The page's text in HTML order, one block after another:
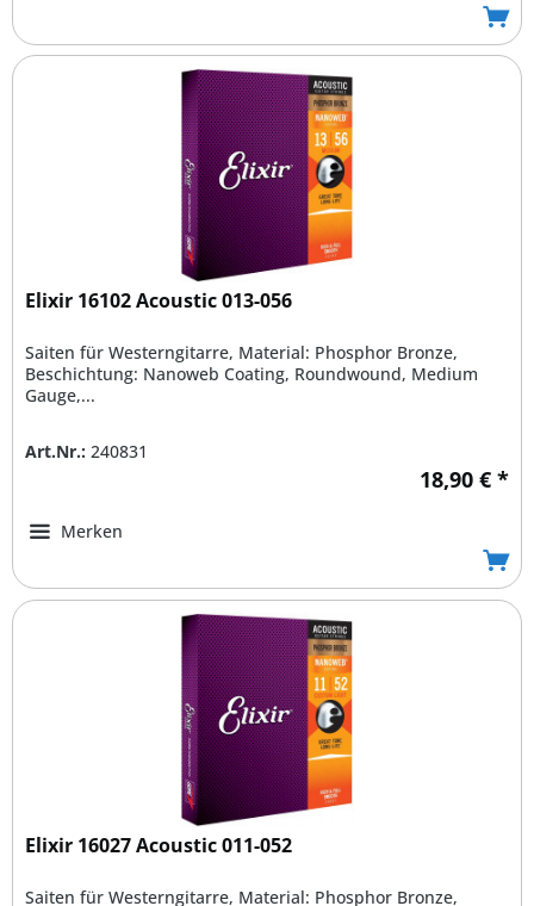
Elixir 16102 Acoustic 013-056
Saiten für Westerngitarre, Material: Phosphor Bronze,
Beschichtung: Nanoweb Coating, Roundwound, Medium
Gauge,...
Art.Nr.: 240831
18,90 € *
Merken
Elixir 16027 Acoustic 011-052
Saiten für Westerngitarre, Material: Phosphor Bronze,